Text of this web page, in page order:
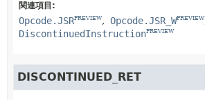
関連項目:
Opcode.JSRPREVIEW Opcode.JSR_WPREVIEW
DiscontinuedInstructionPREVIEW
DISCONTINUED_RET